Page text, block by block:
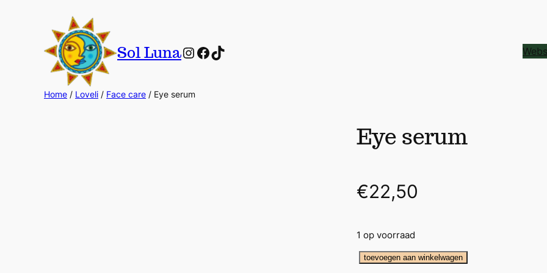
Sol LunaInstagram
Facebook
TikTok
Home / Loveli / Face care / Eye serum
Eye serum
€22,50
1 op voorraad
toevoegen aan winkelwagen